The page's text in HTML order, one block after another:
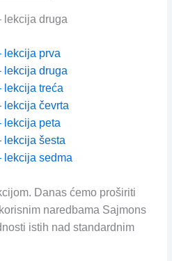
lekcija druga
lekcija prva
lekcija druga
lekcija treća
lekcija čevrta
lekcija peta
lekcija šesta
lekcija sedma
Danas ćemo proširiti
naredbama Sajmons
istih nad standardnim